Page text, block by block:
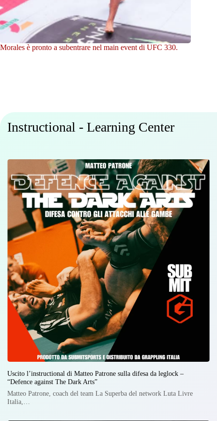
Morales è pronto a subentrare nel main event di UFC 330.
Instructional - Learning Center
Uscito l’instructional di Matteo Patrone sulla difesa da leglock –
“Defence against The Dark Arts”
Matteo Patrone, coach del team La Superba del network Luta Livre
Italia,…